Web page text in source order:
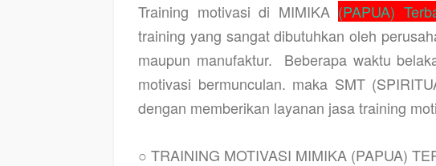
Training motivasi di MIMIKA (PAPUA)
training yang sangat dibutuhkan oleh
maupun manufaktur.
Beberapa waktu
motivasi bermunculan. maka SMT
dengan memberikan layanan jasa training
○ TRAINING MOTIVASI MIMIKA (PAPUA)